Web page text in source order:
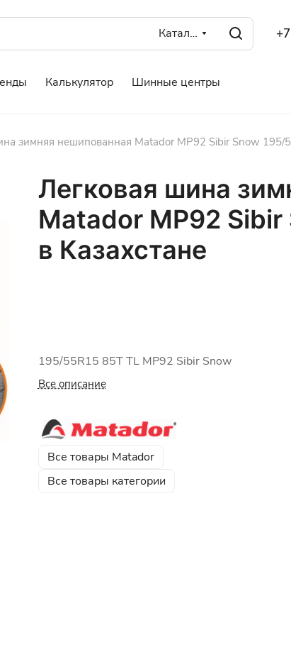
Каталог
Калькулятор Шинные центры
зимняя нешипованная Matador MP92 Sibir Snow 195/
Легковая шина
Matador MP92 Sibir
в Казахстане
195/55R15 85Т TL MP92 Sibir Snow
Все описание
Все товары Matador
Все товары категории